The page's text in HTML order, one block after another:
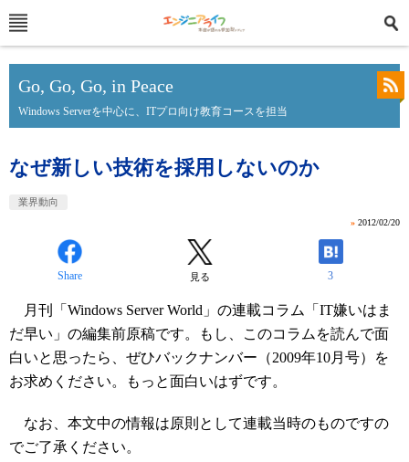
Go, Go, Go, in Peace
Windows Serverを中心に、ITプロ向け教育コースを担当
なぜ新しい技術を採用しないのか
業界動向
» 2012/02/20
Share 見る 3
月刊「Windows Server World」の連載コラム「IT嫌いはま
だ早い」の編集前原稿です。もし、このコラムを読んで面
白いと思ったら、ぜひバックナンバー（2009年10月号）を
お求めください。もっと面白いはずです。
なお、本文中の情報は原則として連載当時のものですの
でご了承ください。